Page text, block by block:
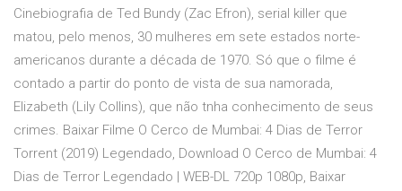
Cinebiografia de Ted Bundy (Zac Efron), serial killer que
matou, pelo menos, 30 mulheres em sete estados norte-
americanos durante a década de 1970. Só que o filme é
contado a partir do ponto de vista de sua namorada,
Elizabeth (Lily Collins), que não tnha conhecimento de seus
crimes. Baixar Filme O Cerco de Mumbai: 4 Dias de Terror
Torrent (2019) Legendado, Download O Cerco de Mumbai: 4
Dias de Terror Legendado | WEB-DL 720p 1080p, Baixar